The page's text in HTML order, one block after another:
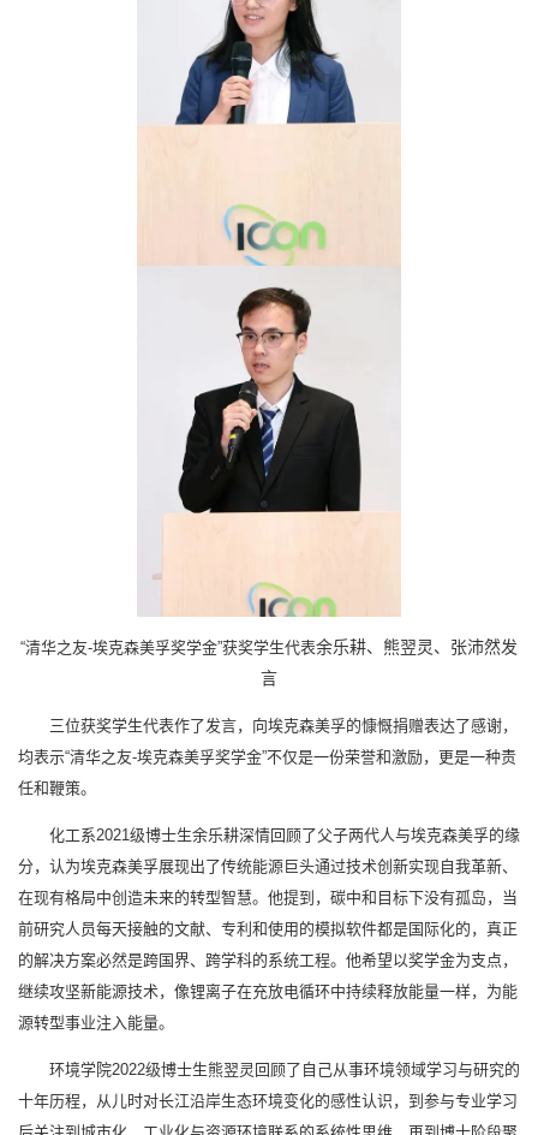
“清华之友-埃克森美孚奖学金”获奖学生代表余乐耕、熊翌灵、张沛然发
言
三位获奖学生代表作了发言，向埃克森美孚的慷慨捐赠表达了感谢，
均表示“清华之友-埃克森美孚奖学金”不仅是一份荣誉和激励，更是一种责
任和鞭策。
化工系2021级博士生余乐耕深情回顾了父子两代人与埃克森美孚的缘
分，认为埃克森美孚展现出了传统能源巨头通过技术创新实现自我革新、
在现有格局中创造未来的转型智慧。他提到，碳中和目标下没有孤岛，当
前研究人员每天接触的文献、专利和使用的模拟软件都是国际化的，真正
的解决方案必然是跨国界、跨学科的系统工程。他希望以奖学金为支点，
继续攻坚新能源技术，像锂离子在充放电循环中持续释放能量一样，为能
源转型事业注入能量。
环境学院2022级博士生熊翌灵回顾了自己从事环境领域学习与研究的
十年历程，从儿时对长江沿岸生态环境变化的感性认识，到参与专业学习